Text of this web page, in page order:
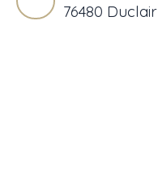
76480 Duclair